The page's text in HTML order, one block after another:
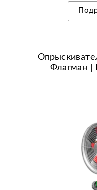
Флагман |